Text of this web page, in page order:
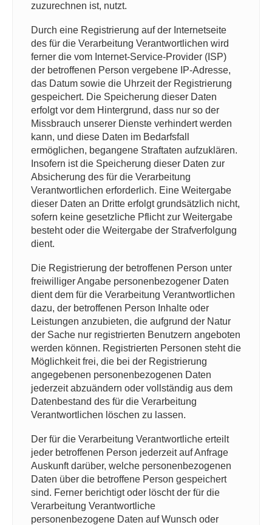
zuzurechnen ist, nutzt.
Durch eine Registrierung auf der Internetseite
des für die Verarbeitung Verantwortlichen wird
ferner die vom Internet-Service-Provider (ISP)
der betroffenen Person vergebene IP-Adresse,
das Datum sowie die Uhrzeit der Registrierung
gespeichert. Die Speicherung dieser Daten
erfolgt vor dem Hintergrund, dass nur so der
Missbrauch unserer Dienste verhindert werden
kann, und diese Daten im Bedarfsfall
ermöglichen, begangene Straftaten aufzuklären.
Insofern ist die Speicherung dieser Daten zur
Absicherung des für die Verarbeitung
Verantwortlichen erforderlich. Eine Weitergabe
dieser Daten an Dritte erfolgt grundsätzlich nicht,
sofern keine gesetzliche Pflicht zur Weitergabe
besteht oder die Weitergabe der Strafverfolgung
dient.
Die Registrierung der betroffenen Person unter
freiwilliger Angabe personenbezogener Daten
dient dem für die Verarbeitung Verantwortlichen
dazu, der betroffenen Person Inhalte oder
Leistungen anzubieten, die aufgrund der Natur
der Sache nur registrierten Benutzern angeboten
werden können. Registrierten Personen steht die
Möglichkeit frei, die bei der Registrierung
angegebenen personenbezogenen Daten
jederzeit abzuändern oder vollständig aus dem
Datenbestand des für die Verarbeitung
Verantwortlichen löschen zu lassen.
Der für die Verarbeitung Verantwortliche erteilt
jeder betroffenen Person jederzeit auf Anfrage
Auskunft darüber, welche personenbezogenen
Daten über die betroffene Person gespeichert
sind. Ferner berichtigt oder löscht der für die
Verarbeitung Verantwortliche
personenbezogene Daten auf Wunsch oder